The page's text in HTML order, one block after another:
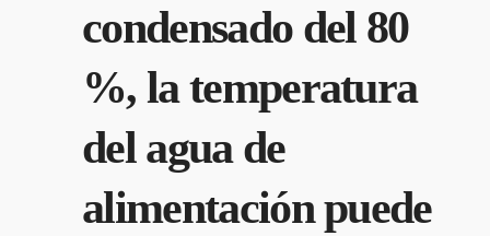
condensado del 80
%, la temperatura
del agua de
alimentación puede